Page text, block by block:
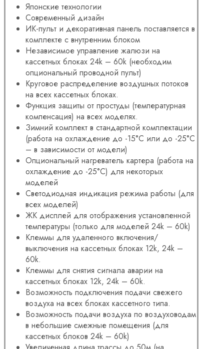
Японские технологии
Современный дизайн
ИК-пульт и декоративная панель поставляется в
комплекте с внутренним блоком
Независимое управление жалюзи на
кассетных блоках 24k – 60k (необходим
опциональный проводной пульт)
Круговое распределение воздушных потоков
на всех кассетных блоках.
Функция защиты от простуды (температурная
компенсация) на всех моделях.
Зимний комплект в стандартной комплектации
(работа на охлаждение до -15°С или до -25°С
– в зависимости от модели)
Опциональный нагреватель картера (работа на
охлаждение до -25°С) для некоторых
моделей
Светодиодная индикация режима работы (для
всех моделей)
ЖК дисплей для отображения установленной
температуры (только для моделей 24k – 60k)
Клеммы для удаленного включения/
выключения на кассетных блоках 12k, 24k –
60k.
Клеммы для снятия сигнала аварии на
кассетных блоках 12k, 24k – 60k.
Возможность подключения подачи свежего
воздуха на всех блоках кассетного типа.
Возможность подачи воздуха по воздуховодам
в небольшие смежные помещения (для
кассетных блоков 24k – 60k)